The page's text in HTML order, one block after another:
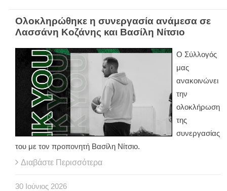
Ολοκληρώθηκε η συνεργασία ανάμεσα σε
Λασσάνη Κοζάνης και Βασίλη Νίτσιο
Ο Σύλλογός
μας
ανακοινώνει
την
ολοκλήρωση
της
συνεργασίας
του με τον προπονητή Βασίλη Νίτσιο.
Διαβάστε Περισσότερα
30 Ιούνιος 2026